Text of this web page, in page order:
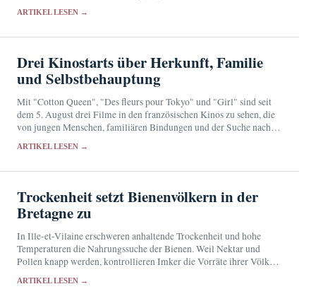
ARTIKEL LESEN →
Drei Kinostarts über Herkunft, Familie
und Selbstbehauptung
Mit "Cotton Queen", "Des fleurs pour Tokyo" und "Girl" sind seit
dem 5. August drei Filme in den französischen Kinos zu sehen, die
von jungen Menschen, familiären Bindungen und der Suche nach
ARTIKEL LESEN →
Trockenheit setzt Bienenvölkern in der
Bretagne zu
In Ille-et-Vilaine erschweren anhaltende Trockenheit und hohe
Temperaturen die Nahrungssuche der Bienen. Weil Nektar und
Pollen knapp werden, kontrollieren Imker die Vorräte ihrer Völker
ARTIKEL LESEN →